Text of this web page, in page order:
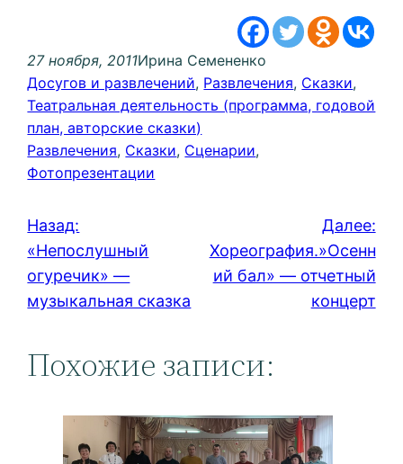
27 ноября, 2011Ирина Семененко
Досугов и развлечений, Развлечения, Сказки
Театральная деятельность (программа, годовой
план, авторские сказки)
Развлечения, Сказки, Сценарии
Фотопрезентации
Назад:
«Непослушный
огуречик» —
музыкальная сказка
Далее:
Хореография.»Осенн
ий бал» — отчетный
концерт
Похожие записи: